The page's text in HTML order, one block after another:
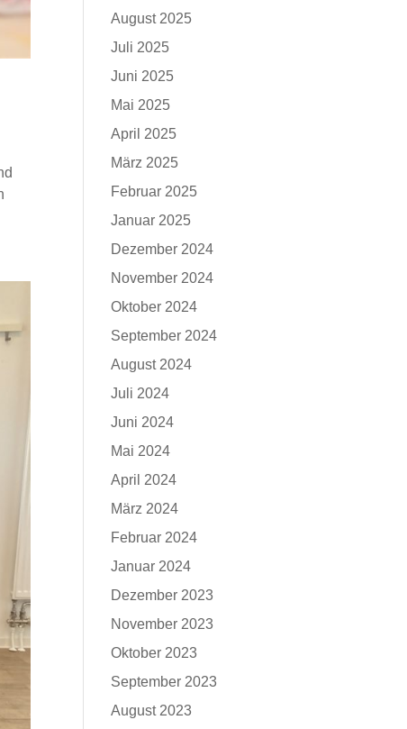
August 2025
Juli 2025
Juni 2025
Mai 2025
April 2025
März 2025
Februar 2025
Januar 2025
Dezember 2024
November 2024
Oktober 2024
September 2024
August 2024
Juli 2024
Juni 2024
Mai 2024
April 2024
März 2024
Februar 2024
Januar 2024
Dezember 2023
November 2023
Oktober 2023
September 2023
August 2023